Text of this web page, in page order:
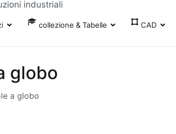
industriali
collezione & Tabelle CAD
globo
a globo